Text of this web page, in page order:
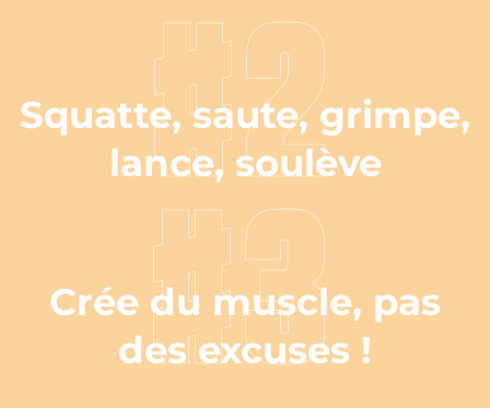
#2
Squatte, saute, grimpe,
lance, soulève
#3
Crée du muscle, pas
des excuses !